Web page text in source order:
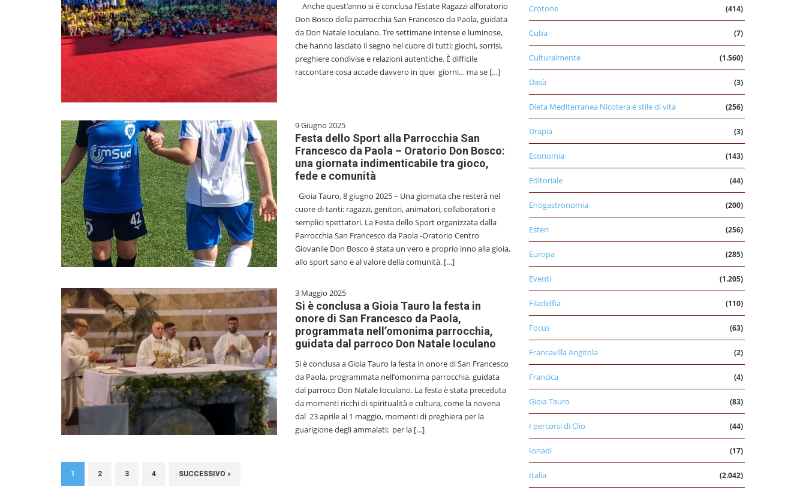
Anche quest’anno si è conclusa l’Estate Ragazzi all’oratorio
Don Bosco della parrocchia San Francesco da Paola, guidata
da Don Natale Ioculano. Tre settimane intense e luminose,
che hanno lasciato il segno nel cuore di tutti: giochi, sorrisi,
preghiere condivise e relazioni autentiche. È difficile
raccontare cosa accade davvero in quei giorni… ma se […]
9 Giugno 2025
Festa dello Sport alla Parrocchia San
Francesco da Paola – Oratorio Don Bosco:
una giornata indimenticabile tra gioco,
fede e comunità
Gioia Tauro, 8 giugno 2025 – Una giornata che resterà nel
cuore di tanti: ragazzi, genitori, animatori, collaboratori e
semplici spettatori. La Festa dello Sport organizzata dalla
Parrocchia San Francesco da Paola -Oratorio Centro
Giovanile Don Bosco è stata un vero e proprio inno alla gioia,
allo sport sano e al valore della comunità. […]
3 Maggio 2025
Si è conclusa a Gioia Tauro la festa in
onore di San Francesco da Paola,
programmata nell’omonima parrocchia,
guidata dal parroco Don Natale Ioculano
Si è conclusa a Gioia Tauro la festa in onore di San Francesco
da Paola, programmata nell’omonima parrocchia, guidata
dal parroco Don Natale Ioculano. La festa è stata preceduta
da momenti ricchi di spiritualità e cultura, come la novena
dal 23 aprile al 1 maggio, momenti di preghiera per la
guarigione degli ammalati; per la […]
1 2 3 4 SUCCESSIVO »
Crotone (414)
Cuba (7)
Culturalmente (1.560)
Dasà (3)
Dieta Mediterranea Nicotera è stile di vita (256)
Drapia (3)
Economia (143)
Editoriale (44)
Enogastronomia (200)
Esteri (256)
Europa (285)
Eventi (1.205)
Filadelfia (110)
Focus (63)
Francavilla Angitola (2)
Francica (4)
Gioia Tauro (83)
I percorsi di Clio (44)
Ionadi (17)
Italia (2.042)